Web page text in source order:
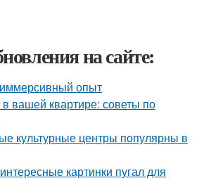
на сайте:
опыт
в вашей квартире: советы по
культурные центры популярны в
картинки пугал для